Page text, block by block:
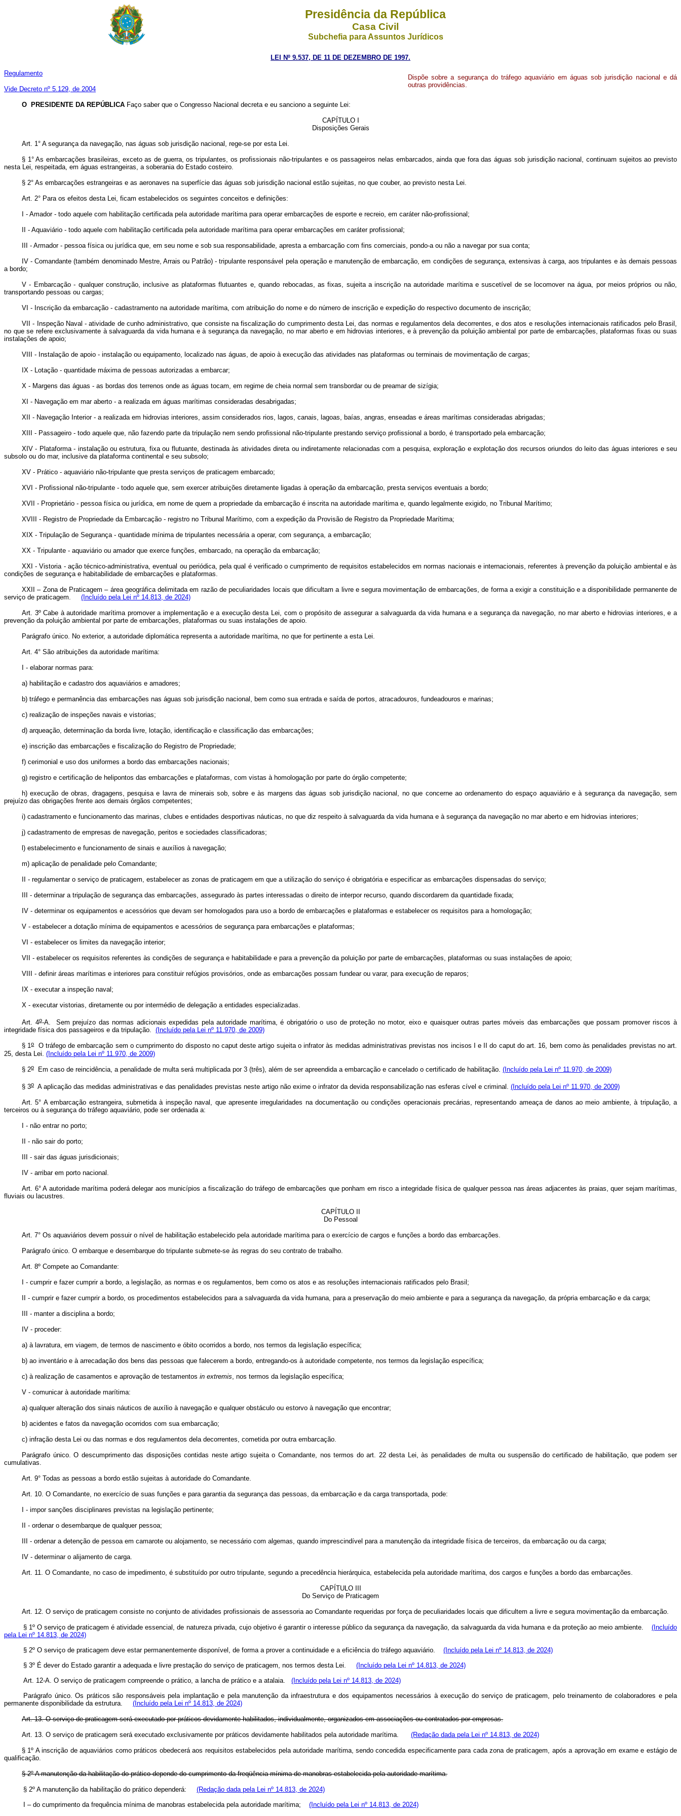
Presidência da República
Casa Civil
Subchefia para Assuntos Jurídicos
LEI Nº 9.537, DE 11 DE DEZEMBRO DE 1997.
Regulamento
Vide Decreto nº 5.129, de 2004
Dispõe sobre a segurança do tráfego aquaviário em águas sob jurisdição nacional e dá
outras providências.
O PRESIDENTE DA REPÚBLICA Faço saber que o Congresso Nacional decreta e eu sanciono a seguinte Lei:
CAPÍTULO I
Disposições Gerais
Art. 1° A segurança da navegação, nas águas sob jurisdição nacional, rege-se por esta Lei.
§ 1° As embarcações brasileiras, exceto as de guerra, os tripulantes, os profissionais não-tripulantes e os passageiros nelas embarcados, ainda que fora das águas sob jurisdição nacional, continuam sujeitos ao previsto
nesta Lei, respeitada, em águas estrangeiras, a soberania do Estado costeiro.
§ 2° As embarcações estrangeiras e as aeronaves na superfície das águas sob jurisdição nacional estão sujeitas, no que couber, ao previsto nesta Lei.
Art. 2° Para os efeitos desta Lei, ficam estabelecidos os seguintes conceitos e definições:
I - Amador - todo aquele com habilitação certificada pela autoridade marítima para operar embarcações de esporte e recreio, em caráter não-profissional;
II - Aquaviário - todo aquele com habilitação certificada pela autoridade marítima para operar embarcações em caráter profissional;
III - Armador - pessoa física ou jurídica que, em seu nome e sob sua responsabilidade, apresta a embarcação com fins comerciais, pondo-a ou não a navegar por sua conta;
IV - Comandante (também denominado Mestre, Arrais ou Patrão) - tripulante responsável pela operação e manutenção de embarcação, em condições de segurança, extensivas à carga, aos tripulantes e às demais pessoas
a bordo;
V - Embarcação - qualquer construção, inclusive as plataformas flutuantes e, quando rebocadas, as fixas, sujeita a inscrição na autoridade marítima e suscetível de se locomover na água, por meios próprios ou não,
transportando pessoas ou cargas;
VI - Inscrição da embarcação - cadastramento na autoridade marítima, com atribuição do nome e do número de inscrição e expedição do respectivo documento de inscrição;
VII - Inspeção Naval - atividade de cunho administrativo, que consiste na fiscalização do cumprimento desta Lei, das normas e regulamentos dela decorrentes, e dos atos e resoluções internacionais ratificados pelo Brasil,
no que se refere exclusivamente à salvaguarda da vida humana e à segurança da navegação, no mar aberto e em hidrovias interiores, e à prevenção da poluição ambiental por parte de embarcações, plataformas fixas ou suas
instalações de apoio;
VIII - Instalação de apoio - instalação ou equipamento, localizado nas águas, de apoio à execução das atividades nas plataformas ou terminais de movimentação de cargas;
IX - Lotação - quantidade máxima de pessoas autorizadas a embarcar;
X - Margens das águas - as bordas dos terrenos onde as águas tocam, em regime de cheia normal sem transbordar ou de preamar de sizígia;
XI - Navegação em mar aberto - a realizada em águas marítimas consideradas desabrigadas;
XII - Navegação Interior - a realizada em hidrovias interiores, assim considerados rios, lagos, canais, lagoas, baías, angras, enseadas e áreas marítimas consideradas abrigadas;
XIII - Passageiro - todo aquele que, não fazendo parte da tripulação nem sendo profissional não-tripulante prestando serviço profissional a bordo, é transportado pela embarcação;
XIV - Plataforma - instalação ou estrutura, fixa ou flutuante, destinada às atividades direta ou indiretamente relacionadas com a pesquisa, exploração e explotação dos recursos oriundos do leito das águas interiores e seu
subsolo ou do mar, inclusive da plataforma continental e seu subsolo;
XV - Prático - aquaviário não-tripulante que presta serviços de praticagem embarcado;
XVI - Profissional não-tripulante - todo aquele que, sem exercer atribuições diretamente ligadas à operação da embarcação, presta serviços eventuais a bordo;
XVII - Proprietário - pessoa física ou jurídica, em nome de quem a propriedade da embarcação é inscrita na autoridade marítima e, quando legalmente exigido, no Tribunal Marítimo;
XVIII - Registro de Propriedade da Embarcação - registro no Tribunal Marítimo, com a expedição da Provisão de Registro da Propriedade Marítima;
XIX - Tripulação de Segurança - quantidade mínima de tripulantes necessária a operar, com segurança, a embarcação;
XX - Tripulante - aquaviário ou amador que exerce funções, embarcado, na operação da embarcação;
XXI - Vistoria - ação técnico-administrativa, eventual ou periódica, pela qual é verificado o cumprimento de requisitos estabelecidos em normas nacionais e internacionais, referentes à prevenção da poluição ambiental e às
condições de segurança e habitabilidade de embarcações e plataformas.
XXII – Zona de Praticagem – área geográfica delimitada em razão de peculiaridades locais que dificultam a livre e segura movimentação de embarcações, de forma a exigir a constituição e a disponibilidade permanente de
serviço de praticagem. (Incluído pela Lei nº 14.813, de 2024)
Art. 3º Cabe à autoridade marítima promover a implementação e a execução desta Lei, com o propósito de assegurar a salvaguarda da vida humana e a segurança da navegação, no mar aberto e hidrovias interiores, e a
prevenção da poluição ambiental por parte de embarcações, plataformas ou suas instalações de apoio.
Parágrafo único. No exterior, a autoridade diplomática representa a autoridade marítima, no que for pertinente a esta Lei.
Art. 4° São atribuições da autoridade marítima:
I - elaborar normas para:
a) habilitação e cadastro dos aquaviários e amadores;
b) tráfego e permanência das embarcações nas águas sob jurisdição nacional, bem como sua entrada e saída de portos, atracadouros, fundeadouros e marinas;
c) realização de inspeções navais e vistorias;
d) arqueação, determinação da borda livre, lotação, identificação e classificação das embarcações;
e) inscrição das embarcações e fiscalização do Registro de Propriedade;
f) cerimonial e uso dos uniformes a bordo das embarcações nacionais;
g) registro e certificação de helipontos das embarcações e plataformas, com vistas à homologação por parte do órgão competente;
h) execução de obras, dragagens, pesquisa e lavra de minerais sob, sobre e às margens das águas sob jurisdição nacional, no que concerne ao ordenamento do espaço aquaviário e à segurança da navegação, sem
prejuízo das obrigações frente aos demais órgãos competentes;
i) cadastramento e funcionamento das marinas, clubes e entidades desportivas náuticas, no que diz respeito à salvaguarda da vida humana e à segurança da navegação no mar aberto e em hidrovias interiores;
j) cadastramento de empresas de navegação, peritos e sociedades classificadoras;
l) estabelecimento e funcionamento de sinais e auxílios à navegação;
m) aplicação de penalidade pelo Comandante;
II - regulamentar o serviço de praticagem, estabelecer as zonas de praticagem em que a utilização do serviço é obrigatória e especificar as embarcações dispensadas do serviço;
III - determinar a tripulação de segurança das embarcações, assegurado às partes interessadas o direito de interpor recurso, quando discordarem da quantidade fixada;
IV - determinar os equipamentos e acessórios que devam ser homologados para uso a bordo de embarcações e plataformas e estabelecer os requisitos para a homologação;
V - estabelecer a dotação mínima de equipamentos e acessórios de segurança para embarcações e plataformas;
VI - estabelecer os limites da navegação interior;
VII - estabelecer os requisitos referentes às condições de segurança e habitabilidade e para a prevenção da poluição por parte de embarcações, plataformas ou suas instalações de apoio;
VIII - definir áreas marítimas e interiores para constituir refúgios provisórios, onde as embarcações possam fundear ou varar, para execução de reparos;
IX - executar a inspeção naval;
X - executar vistorias, diretamente ou por intermédio de delegação a entidades especializadas.
Art. 4o-A. Sem prejuízo das normas adicionais expedidas pela autoridade marítima, é obrigatório o uso de proteção no motor, eixo e quaisquer outras partes móveis das embarcações que possam promover riscos à
integridade física dos passageiros e da tripulação. (Incluído pela Lei nº 11.970, de 2009)
§ 1oO tráfego de embarcação sem o cumprimento do disposto nocaput deste artigo sujeita o infrator às medidas administrativas previstas nos incisos I e II do caputdo art. 16, bem como às penalidades previstas no art.
25, desta Lei. (Incluído pela Lei nº 11.970, de 2009)
§ 2o Em caso de reincidência, a penalidade de multa será multiplicada por 3 (três), além de ser apreendida a embarcação e cancelado o certificado de habilitação. (Incluído pela Lei nº 11.970, de 2009)
§ 3o A aplicação das medidas administrativas e das penalidades previstas neste artigo não exime o infrator da devida responsabilização nas esferas cível e criminal. (Incluído pela Lei nº 11.970, de 2009)
Art. 5° A embarcação estrangeira, submetida à inspeção naval, que apresente irregularidades na documentação ou condições operacionais precárias, representando ameaça de danos ao meio ambiente, à tripulação, a
terceiros ou à segurança do tráfego aquaviário, pode ser ordenada a:
I - não entrar no porto;
II - não sair do porto;
III - sair das águas jurisdicionais;
IV - arribar em porto nacional.
Art. 6° A autoridade marítima poderá delegar aos municípios a fiscalização do tráfego de embarcações que ponham em risco a integridade física de qualquer pessoa nas áreas adjacentes às praias, quer sejam marítimas,
fluviais ou lacustres.
CAPÍTULO II
Do Pessoal
Art. 7° Os aquaviários devem possuir o nível de habilitação estabelecido pela autoridade marítima para o exercício de cargos e funções a bordo das embarcações.
Parágrafo único. O embarque e desembarque do tripulante submete-se às regras do seu contrato de trabalho.
Art. 8º Compete ao Comandante:
I - cumprir e fazer cumprir a bordo, a legislação, as normas e os regulamentos, bem como os atos e as resoluções internacionais ratificados pelo Brasil;
II - cumprir e fazer cumprir a bordo, os procedimentos estabelecidos para a salvaguarda da vida humana, para a preservação do meio ambiente e para a segurança da navegação, da própria embarcação e da carga;
III - manter a disciplina a bordo;
IV - proceder:
a) à lavratura, em viagem, de termos de nascimento e óbito ocorridos a bordo, nos termos da legislação específica;
b) ao inventário e à arrecadação dos bens das pessoas que falecerem a bordo, entregando-os à autoridade competente, nos termos da legislação específica;
c) à realização de casamentos e aprovação de testamentos in extremis, nos termos da legislação específica;
V - comunicar à autoridade marítima:
a) qualquer alteração dos sinais náuticos de auxílio à navegação e qualquer obstáculo ou estorvo à navegação que encontrar;
b) acidentes e fatos da navegação ocorridos com sua embarcação;
c) infração desta Lei ou das normas e dos regulamentos dela decorrentes, cometida por outra embarcação.
Parágrafo único. O descumprimento das disposições contidas neste artigo sujeita o Comandante, nos termos do art. 22 desta Lei, às penalidades de multa ou suspensão do certificado de habilitação, que podem ser
cumulativas.
Art. 9° Todas as pessoas a bordo estão sujeitas à autoridade do Comandante.
Art. 10. O Comandante, no exercício de suas funções e para garantia da segurança das pessoas, da embarcação e da carga transportada, pode:
I - impor sanções disciplinares previstas na legislação pertinente;
II - ordenar o desembarque de qualquer pessoa;
III - ordenar a detenção de pessoa em camarote ou alojamento, se necessário com algemas, quando imprescindível para a manutenção da integridade física de terceiros, da embarcação ou da carga;
IV - determinar o alijamento de carga.
Art. 11. O Comandante, no caso de impedimento, é substituído por outro tripulante, segundo a precedência hierárquica, estabelecida pela autoridade marítima, dos cargos e funções a bordo das embarcações.
CAPÍTULO III
Do Serviço de Praticagem
Art. 12. O serviço de praticagem consiste no conjunto de atividades profissionais de assessoria ao Comandante requeridas por força de peculiaridades locais que dificultem a livre e segura movimentação da embarcação.
§ 1º O serviço de praticagem é atividade essencial, de natureza privada, cujo objetivo é garantir o interesse público da segurança da navegação, da salvaguarda da vida humana e da proteção ao meio ambiente. (Incluído
pela Lei nº 14.813, de 2024)
§ 2º O serviço de praticagem deve estar permanentemente disponível, de forma a prover a continuidade e a eficiência do tráfego aquaviário. (Incluído pela Lei nº 14.813, de 2024)
§ 3º É dever do Estado garantir a adequada e livre prestação do serviço de praticagem, nos termos desta Lei. (Incluído pela Lei nº 14.813, de 2024)
Art. 12-A. O serviço de praticagem compreende o prático, a lancha de prático e a atalaia. (Incluído pela Lei nº 14.813, de 2024)
Parágrafo único. Os práticos são responsáveis pela implantação e pela manutenção da infraestrutura e dos equipamentos necessários à execução do serviço de praticagem, pelo treinamento de colaboradores e pela
permanente disponibilidade da estrutura. (Incluído pela Lei nº 14.813, de 2024)
Art. 13. O serviço de praticagem será executado por práticos devidamente habilitados, individualmente, organizados em associações ou contratados por empresas.
Art. 13. O serviço de praticagem será executado exclusivamente por práticos devidamente habilitados pela autoridade marítima. (Redação dada pela Lei nº 14.813, de 2024)
§ 1º A inscrição de aquaviários como práticos obedecerá aos requisitos estabelecidos pela autoridade marítima, sendo concedida especificamente para cada zona de praticagem, após a aprovação em exame e estágio de
qualificação.
§ 2º A manutenção da habilitação do prático depende do cumprimento da freqüência mínima de manobras estabelecida pela autoridade marítima.
§ 2º A manutenção da habilitação do prático dependerá: (Redação dada pela Lei nº 14.813, de 2024)
I – do cumprimento da frequência mínima de manobras estabelecida pela autoridade marítima; (Incluído pela Lei nº 14.813, de 2024)